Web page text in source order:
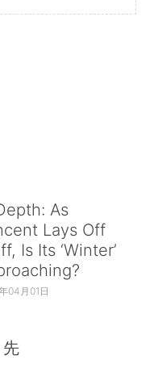
As
Lays Off
Is Its ‘Winter’
04月01日